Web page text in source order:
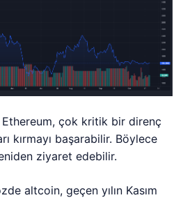
Ethereum, çok kritik bir direnç
kırmayı başarabilir. Böylece
ziyaret edebilir.
altcoin, geçen yılın Kasım